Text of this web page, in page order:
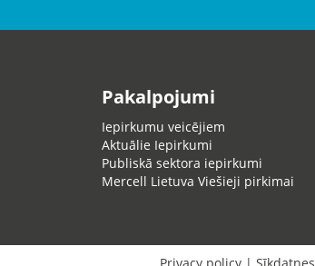
Pakalpojumi
Iepirkumu veicējiem
Aktuālie Iepirkumi
Publiskā sektora iepirkumi
Mercell Lietuva Viešieji pirkimai
Privacy policy | Sīkdatnes